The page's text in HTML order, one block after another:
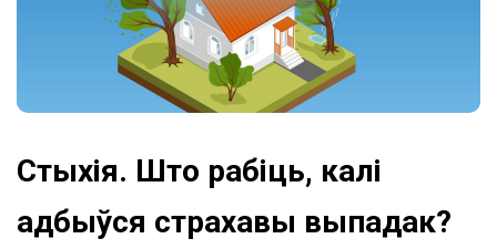
Стыхія. Што рабіць, калі
адбыўся страхавы выпадак?